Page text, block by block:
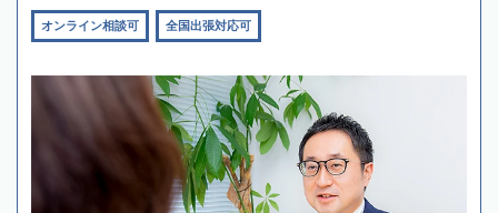
オンライン相談可 全国出張対応可